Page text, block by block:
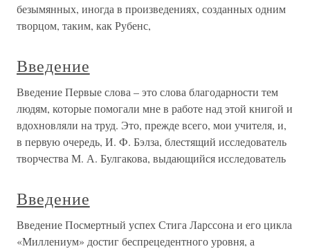
безымянных, иногда в произведениях, созданных одним
творцом, таким, как Рубенс,
Введение
Введение Первые слова – это слова благодарности тем
людям, которые помогали мне в работе над этой книгой и
вдохновляли на труд. Это, прежде всего, мои учителя, и,
в первую очередь, И. Ф. Бэлза, блестящий исследователь
творчества М. А. Булгакова, выдающийся исследователь
Введение
Введение Посмертный успех Стига Ларссона и его цикла
«Миллениум» достиг беспрецедентного уровня, а